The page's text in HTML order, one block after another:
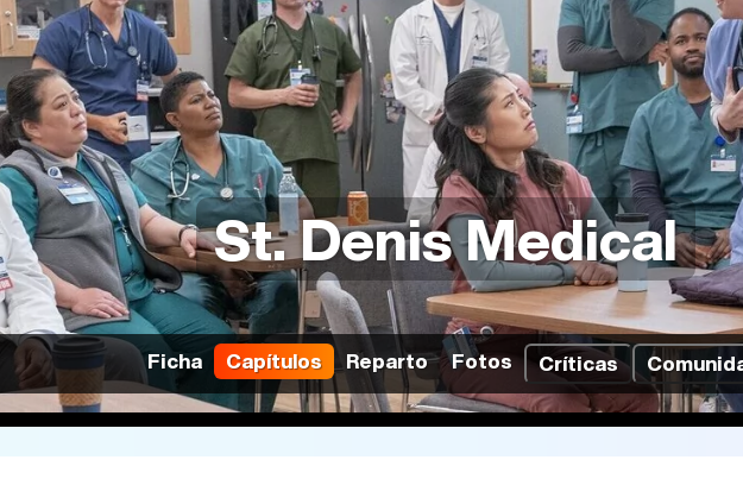
St. Denis Medical
Ficha Capítulos Reparto Fotos Críticas